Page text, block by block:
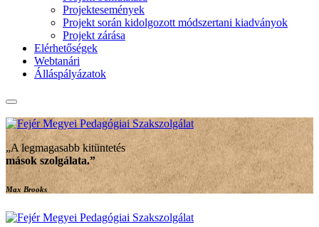
Projektesemények
Projekt során kidolgozott módszertani kiadványok
Projekt zárása
Elérhetőségek
Webtanári
Álláspályázatok
„A legmagasabb kitüntetés
mások szolgálata.”
Max Brooks